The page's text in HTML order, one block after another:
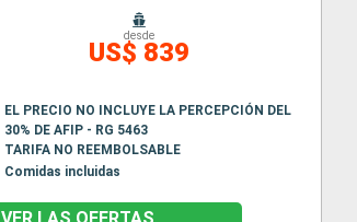
desde
US$ 839
EL PRECIO NO INCLUYE LA PERCEPCIÓN DEL
30% DE AFIP - RG 5463
TARIFA NO REEMBOLSABLE
Comidas incluidas